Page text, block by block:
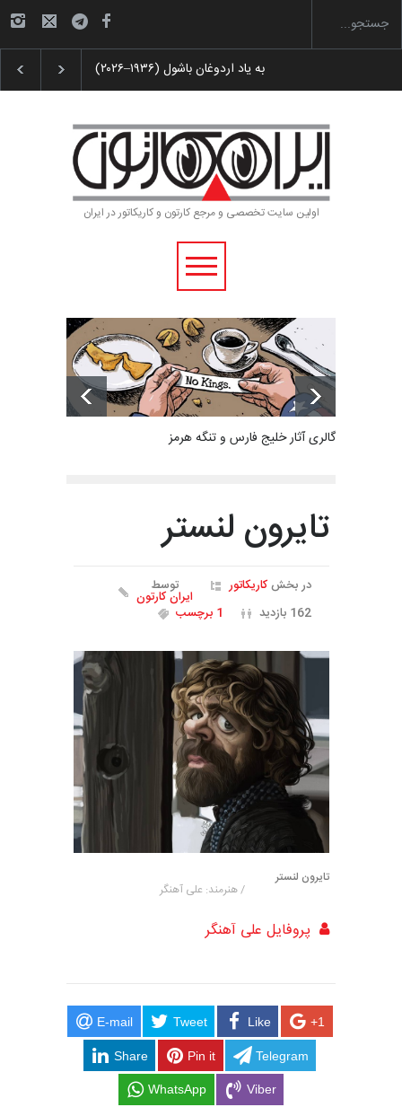
به یاد اردوغان باشول (۱۹۳۶–۲۰۲۶)
اولین سایت تخصصی و مرجع کارتون و کاریکاتور در ایران
گالری آثار خلیج فارس و تنگه هرمز
تایرون لنستر
در بخشکاریکاتور توسط
ایران کارتون
162 بازدید
1 برچسب
تایرون لنستر
/ هنرمند: علی آهنگر
پروفایل علی آهنگر
E-mail Tweet Like +1
Share Pin it Telegram
WhatsApp Viber